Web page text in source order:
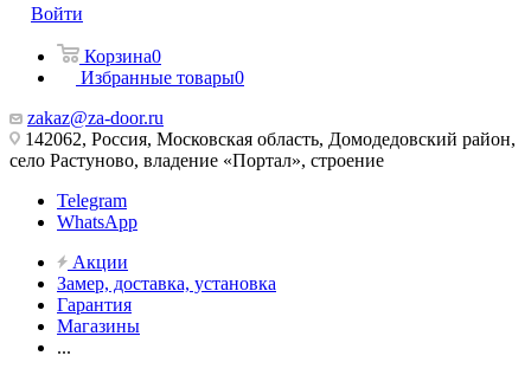
Войти
Корзина0
Избранные товары0
zakaz@za-door.ru
142062, Россия, Московская область, Домодедовский район,
село Растуново, владение «Портал», строение
Telegram
WhatsApp
Акции
Замер, доставка, установка
Гарантия
Магазины
...